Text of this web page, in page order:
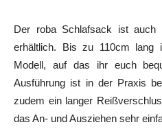
Der roba Schlafsack ist auch
erhältlich. Bis zu 110cm lang
Modell, auf das ihr euch
Ausführung ist in der Praxis
zudem ein langer
das An- und Ausziehen sehr